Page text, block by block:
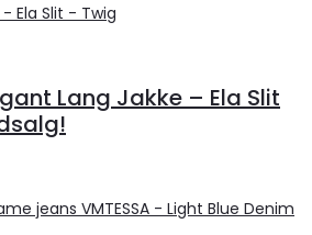
Lang Jakke – Ela Slit